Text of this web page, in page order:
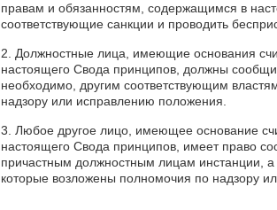
правам и обязанностям, содержащимся в
соответствующие санкции и проводить
2. Должностные лица, имеющие основания
настоящего Свода принципов, должны
необходимо, другим соответствующим
надзору или исправлению положения.
3. Любое другое лицо, имеющее основание
настоящего Свода принципов, имеет право
причастным должностным лицам инстанции,
которые возложены полномочия по надзору